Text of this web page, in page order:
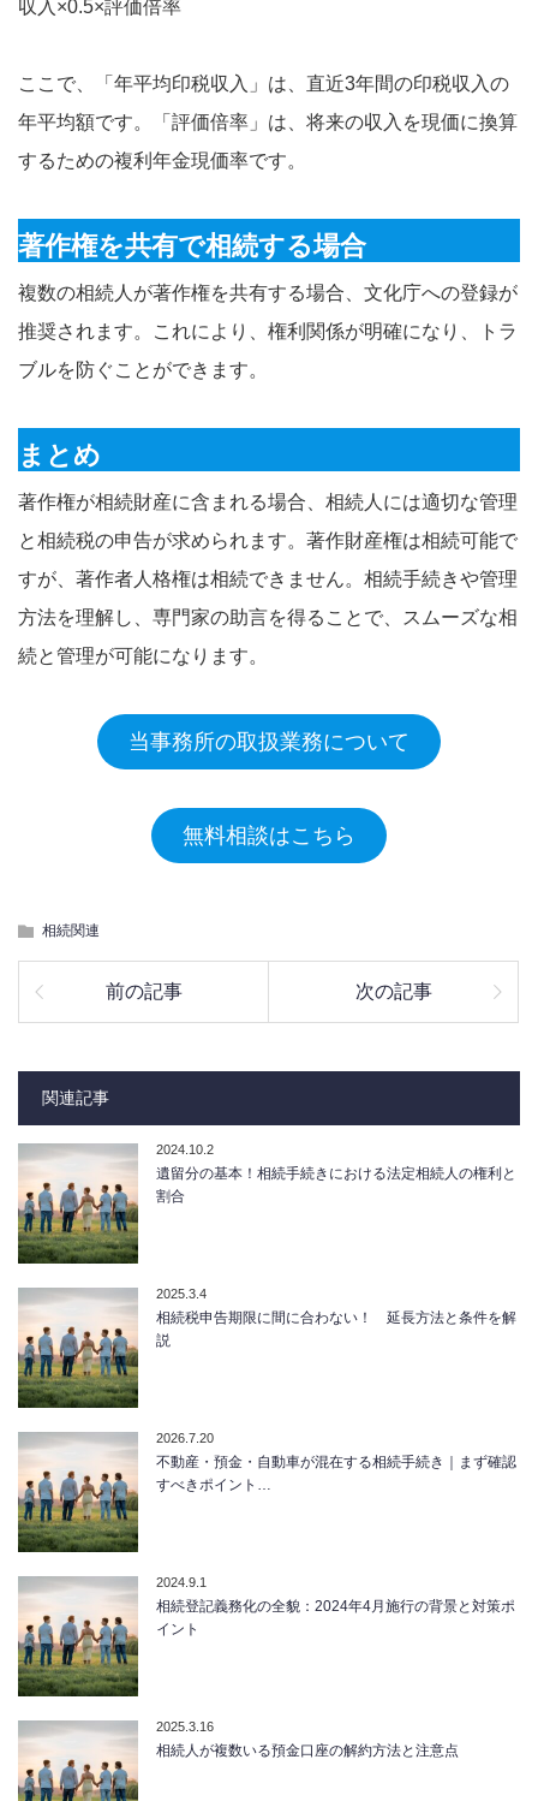
収入×0.5×評価倍率
ここで、「年平均印税収入」は、直近3年間の印税収入の
年平均額です。「評価倍率」は、将来の収入を現価に換算
するための複利年金現価率です。
著作権を共有で相続する場合
複数の相続人が著作権を共有する場合、文化庁への登録が
推奨されます。これにより、権利関係が明確になり、トラ
ブルを防ぐことができます。
まとめ
著作権が相続財産に含まれる場合、相続人には適切な管理
と相続税の申告が求められます。著作財産権は相続可能で
すが、著作者人格権は相続できません。相続手続きや管理
方法を理解し、専門家の助言を得ることで、スムーズな相
続と管理が可能になります。
当事務所の取扱業務について
無料相談はこちら
相続関連
前の記事 次の記事
関連記事
2024.10.2
遺留分の基本！相続手続きにおける法定相続人の権利と
割合
2025.3.4
相続税申告期限に間に合わない！ 延長方法と条件を解
説
2026.7.20
不動産・預金・自動車が混在する相続手続き｜まず確認
すべきポイント…
2024.9.1
相続登記義務化の全貌：2024年4月施行の背景と対策ポ
イント
2025.3.16
相続人が複数いる預金口座の解約方法と注意点